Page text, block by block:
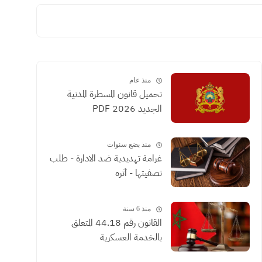
منذ عام
تحميل قانون المسطرة المدنية
الجديد 2026 PDF
منذ بضع سنوات
غرامة تهديدية ضد الادارة - طلب
تصفيتها - أثره
منذ 6 سنة
القانون رقم 44.18 المتعلق
بالخدمة العسكرية